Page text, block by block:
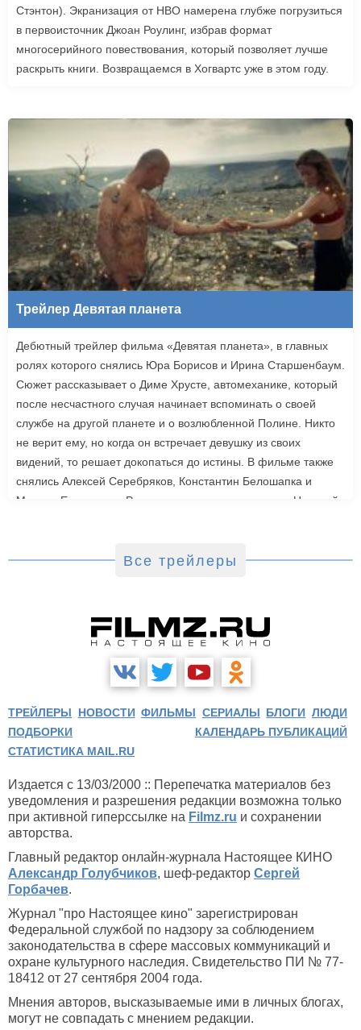
Стэнтон). Экранизация от HBO намерена глубже погрузиться
в первоисточник Джоан Роулинг, избрав формат
многосерийного повествования, который позволяет лучше
раскрыть книги. Возвращаемся в Хогвартс уже в этом году.
Трейлер Девятая планета
Дебютный трейлер фильма «Девятая планета», в главных
ролях которого снялись Юра Борисов и Ирина Старшенбаум.
Сюжет рассказывает о Диме Хрусте, автомеханике, который
после несчастного случая начинает вспоминать о своей
службе на другой планете и о возлюбленной Полине. Никто
не верит ему, но когда он встречает девушку из своих
видений, то решает докопаться до истины. В фильме также
снялись Алексей Серебряков, Константин Белошапка и
Максим Емельянов. Режиссером картины выступил Николай
Все трейлеры
ТРЕЙЛЕРЫ НОВОСТИ ФИЛЬМЫ СЕРИАЛЫ БЛОГИ ЛЮДИ
ПОДБОРКИ
КАЛЕНДАРЬ ПУБЛИКАЦИЙ
СТАТИСТИКА MAIL.RU
Издается с 13/03/2000 :: Перепечатка материалов без
уведомления и разрешения редакции возможна только
при активной гиперссылке на Filmz.ru и сохранении
авторства.
Главный редактор онлайн-журнала Настоящее КИНО
Александр Голубчиков, шеф-редактор Сергей
Горбачев.
Журнал "про Настоящее кино" зарегистрирован
Федеральной службой по надзору за соблюдением
законодательства в сфере массовых коммуникаций и
охране культурного наследия. Свидетельство ПИ № 77-
18412 от 27 сентября 2004 года.
Мнения авторов, высказываемые ими в личных блогах,
могут не совпадать с мнением редакции.